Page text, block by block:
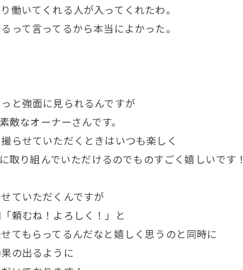
働いてくれる人が入ってくれたわ。
って言ってるから本当によかった。
と強面に見られるんですが
敵なオーナーさんです。
らせていただくときはいつも楽しく
取り組んでいただけるのでものすごく嬉しいです！
ていただくんですが
頼むね！よろしく！」と
てもらってるんだなと嬉しく思うのと同時に
の出るように